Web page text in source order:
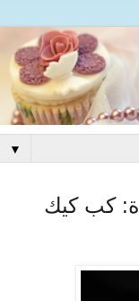
▼
كب كيك